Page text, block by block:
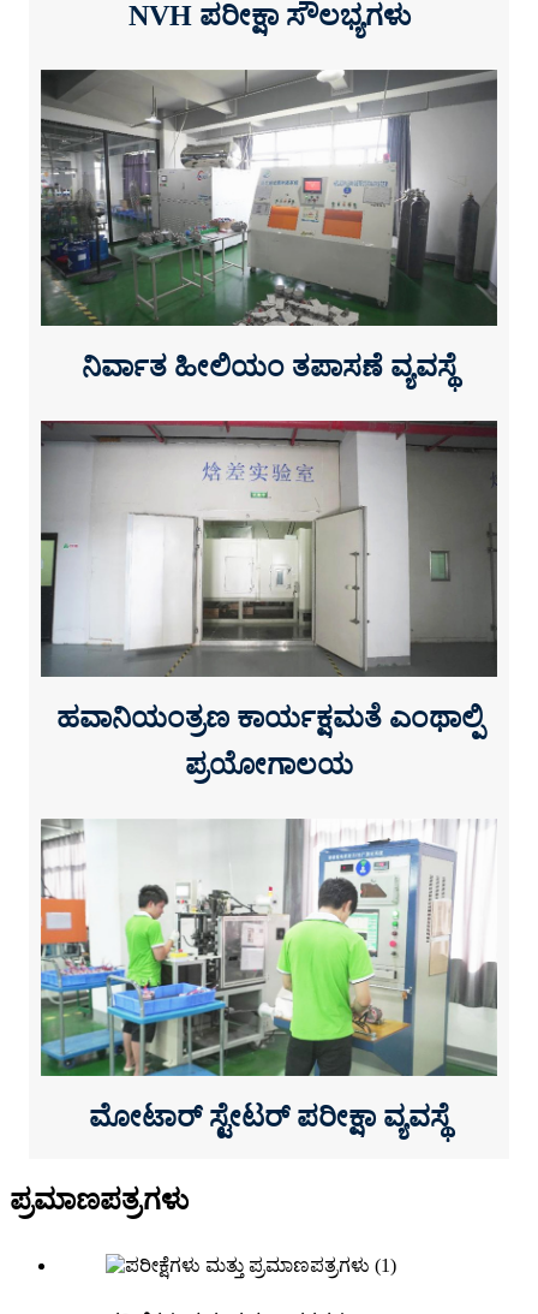
NVH ಪರೀಕ್ಷಾ ಸೌಲಭ್ಯಗಳು
ನಿರ್ವಾತ ಹೀಲಿಯಂ ತಪಾಸಣೆ ವ್ಯವಸ್ಥೆ
ಹವಾನಿಯಂತ್ರಣ ಕಾರ್ಯಕ್ಷಮತೆ ಎಂಥಾಲ್ಪಿ
ಪ್ರಯೋಗಾಲಯ
ಮೋಟಾರ್ ಸ್ಟೇಟರ್ ಪರೀಕ್ಷಾ ವ್ಯವಸ್ಥೆ
ಪ್ರಮಾಣಪತ್ರಗಳು